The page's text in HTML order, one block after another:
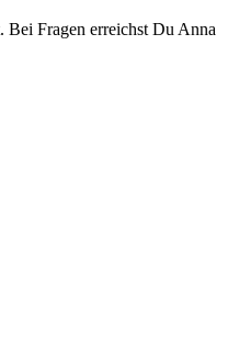
Fragen erreichst Du Anna